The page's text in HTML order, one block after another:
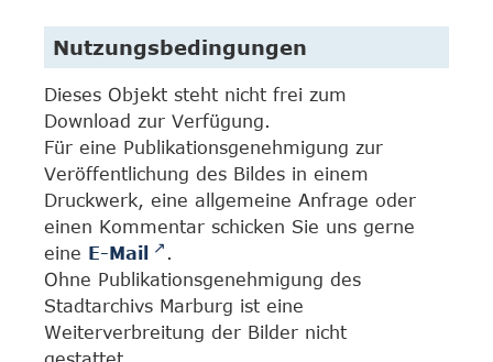
Nutzungsbedingungen
Dieses Objekt steht nicht frei zum
Download zur Verfügung.
Für eine Publikationsgenehmigung zur
Veröffentlichung des Bildes in einem
Druckwerk, eine allgemeine Anfrage oder
einen Kommentar schicken Sie uns gerne
eine E-Mail
.
Ohne Publikationsgenehmigung des
Stadtarchivs Marburg ist eine
Weiterverbreitung der Bilder nicht